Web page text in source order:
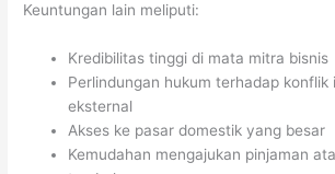
Keuntungan lain meliputi:
Kredibilitas tinggi di mata mitra bisnis
Perlindungan hukum terhadap konflik
eksternal
Akses ke pasar domestik yang besar
Kemudahan mengajukan pinjaman